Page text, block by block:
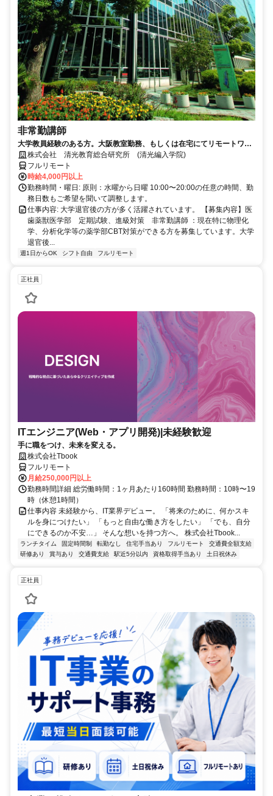
非常勤講師
大学教員経験のある方。大阪教室勤務、もしくは在宅にてリモートワー
ク可能。退官した先生が活躍中。
株式会社 清光教育総合研究所 (清光編入学院)
フルリモート
時給4,000円以上
勤務時間・曜日: 原則：水曜から日曜 10:00〜20:00の任意の時間、勤
務日数もご希望を聞いて調整します。
仕事内容: 大学退官後の方が多く活躍されています。 【募集内容】医
歯薬獣医学部 定期試験、進級対策 非常勤講師 ：現在特に物理化
学、分析化学等の薬学部CBT対策ができる方を募集しています。大学
退官後...
週1日からOK シフト自由 フルリモート
正社員
ITエンジニア(Web・アプリ開発)|未経験歓迎
手に職をつけ、未来を変える。
株式会社Tbook
フルリモート
月給250,000円以上
勤務時間詳細 総労働時間：1ヶ月あたり160時間 勤務時間：10時〜19
時（休憩1時間）
仕事内容 未経験から、IT業界デビュー。 「将来のために、何かスキ
ルを身につけたい」 「もっと自由な働き方をしたい」 「でも、自分
にできるのか不安…」 そんな想いを持つ方へ。 株式会社Tbook...
ランチタイム 固定時間制 転勤なし 住宅手当あり フルリモート
交通費全額支給
研修あり
賞与あり 交通費支給 駅近5分以内 資格取得手当あり 土日祝休み
正社員